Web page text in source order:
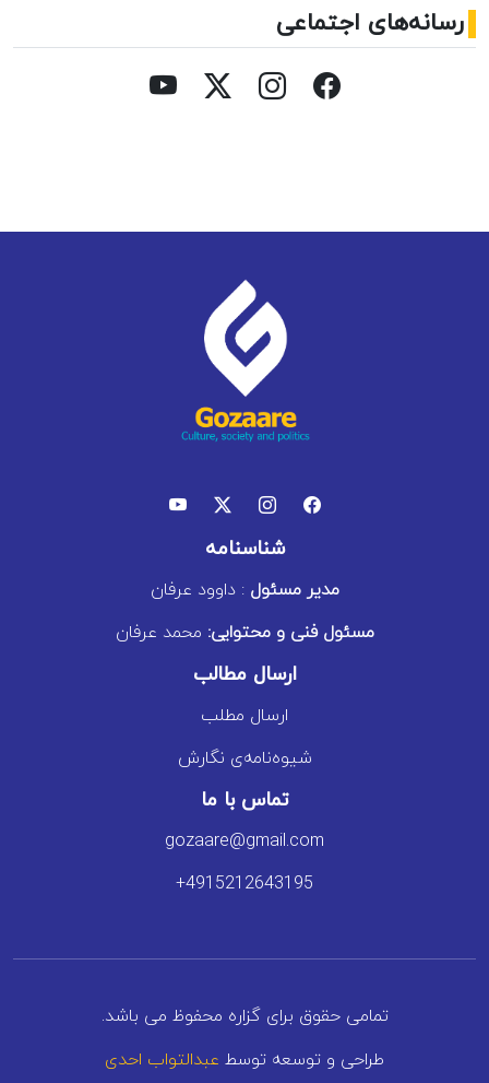
رسانه‌های اجتماعی
شناسنامه
مدیر مسئول: داوود عرفان
مسئول فنی و محتوایی: محمد عرفان
ارسال مطالب
ارسال مطلب
شیوه‌نامه‌ی نگارش
تماس با ما
gozaare@gmail.com
+4915212643195
تمامی حقوق برای گزاره محفوظ می باشد.
طراحی و توسعه توسط عبدالتواب احدی